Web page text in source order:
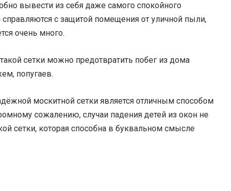
вывести из себя даже самого спокойного
с защитой помещения от уличной пыли,
очень много.
сетки можно предотвратить побег из дома
попугаев.
москитной сетки является отличным способом
сожалению, случаи падения детей из окон не
сетки, которая способна в буквальном смысле